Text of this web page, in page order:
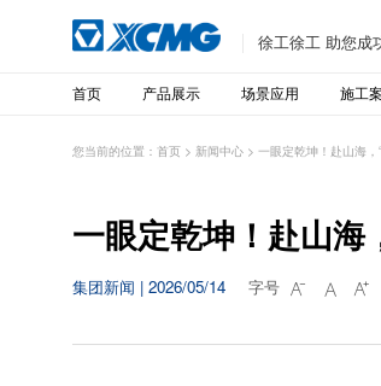
徐工徐工 助您成
首页 产品展示 场景应用 施工
您当前的位置：首页 > 新闻中心 >一眼定乾坤！赴山海，
一眼定乾坤！赴山海
集团新闻 | 2026/05/14 字号   